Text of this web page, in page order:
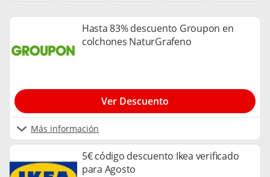
Hasta 83% descuento Groupon en
colchones NaturGrafeno
Más información
Ver Descuento
5€ código descuento Ikea verificado
para Agosto